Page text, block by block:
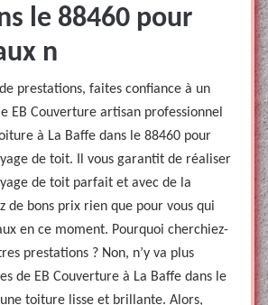
le 88460 pour
n
prestations, faites confiance à un
EB Couverture artisan professionnel
à La Baffe dans le 88460 pour
de toit. Il vous garantit de réaliser
de toit parfait et avec de la
de bons prix rien que pour vous qui
en ce moment. Pourquoi cherchiez-
prestations ? Non, n’y va plus
de EB Couverture à La Baffe dans le
toiture lisse et brillante. Alors,